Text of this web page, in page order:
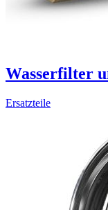
Wasserfilter
Ersatzteile